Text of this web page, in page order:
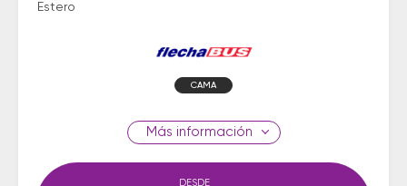
Estero
CAMA
información
DESDE